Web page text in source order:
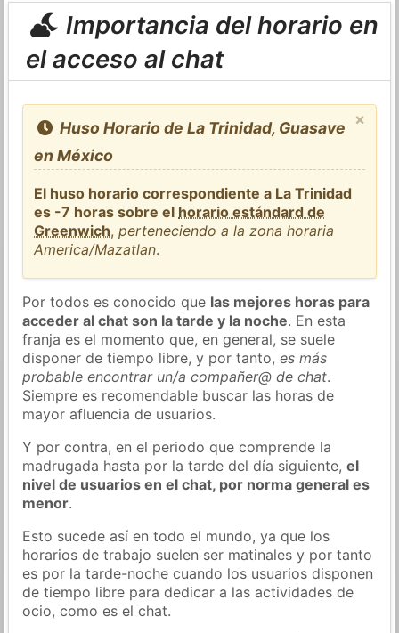
Importancia del horario en
el acceso al chat
×
Huso Horario de La Trinidad, Guasave
en México
El huso horario correspondiente a La Trinidad
es -7 horas sobre el horario estándard de
Greenwich,perteneciendo a la zona horaria
America/Mazatlan.
Por todos es conocido que las mejores horas para
acceder al chat son la tarde y la noche. En esta
franja es el momento que, en general, se suele
disponer de tiempo libre, y por tanto,es más
probable encontrar un/a compañer@ de chat.
Siempre es recomendable buscar las horas de
mayor afluencia de usuarios.
Y por contra, en el periodo que comprende la
madrugada hasta por la tarde del día siguiente,el
nivel de usuarios en el chat, por norma general es
menor.
Esto sucede así en todo el mundo, ya que los
horarios de trabajo suelen ser matinales y por tanto
es por la tarde-noche cuando los usuarios disponen
de tiempo libre para dedicar a las actividades de
ocio, como es el chat.